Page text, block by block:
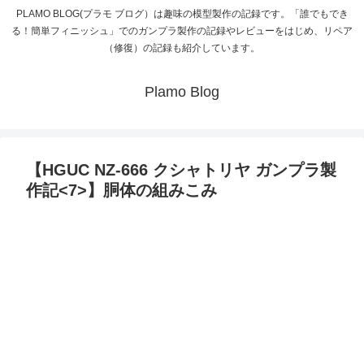
PLAMO BLOG(プラモ ブログ）は趣味の模型製作の記録です。「誰でもでき
る！簡単フィニッシュ」でのガンプラ製作の記録やレビューをはじめ、リペア
（修復）の記録も紹介しています。
Plamo Blog
【HGUC NZ-666 クシャトリヤ ガンプラ製
作記<7>】胴体の組みこみ